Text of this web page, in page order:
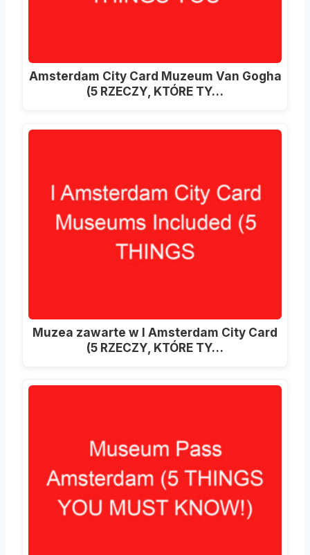
Amsterdam City Card Muzeum Van Gogha
(5 RZECZY, KTÓRE TY…
Muzea zawarte w I Amsterdam City Card
(5 RZECZY, KTÓRE TY…